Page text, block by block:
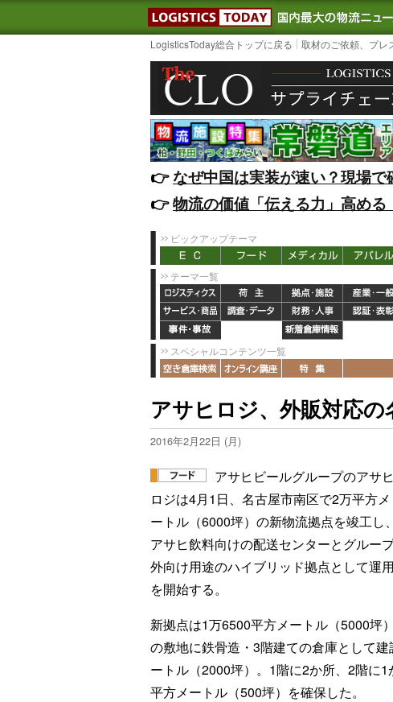
LOGISTICS
LogisticsToday総合トップに戻る 取材のご依頼、プレ
👉️なぜ中国は実装が速い？現場
👉️物流の価値「伝える力」高め
ピックアップテーマ
テーマ一覧
スペシャルコンテンツ一覧
アサヒロジ、外販対応
2016年2月22日 (月)
アサヒビールグループのアサヒ
ロジは4月1日、名古屋市南区で2万平方メ
ートル（6000坪）の新物流拠点を竣工し、
アサヒ飲料向けの配送センターとグルー
外向け用途のハイブリッド拠点として運用
を開始する。
新拠点は1万6500平方メートル（5000坪）
の敷地に鉄骨造・3階建ての倉庫として
ートル（2000坪）。1階に2か所、2階に
平方メートル（500坪）を確保した。